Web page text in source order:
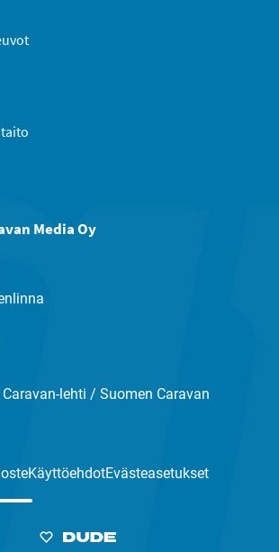
Media Oy
lehti / Suomen Caravan
KäyttöehdotEvästeasetukset